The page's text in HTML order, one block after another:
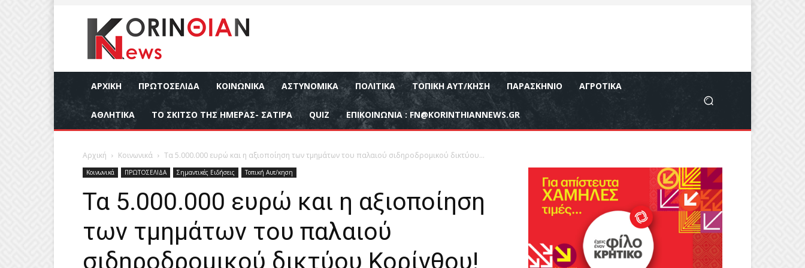
ΑΡΧΙΚΉ ΠΡΩΤΟΣΕΛΙΔΑ ΚΟΙΝΩΝΙΚΆ ΑΣΤΥΝΟΜΙΚΆ ΠΟΛΙΤΙΚΆ ΤΟΠΙΚΉ ΑΥΤ/ΚΗΣΗ ΠΑΡΑΣΚΉΝΙΟ ΑΓΡΟΤΙΚΆ
ΑΘΛΗΤΙΚΆ ΤΟ ΣΚΙΤΣΟ ΤΗΣ ΗΜΕΡΑΣ- ΣΑΤΙΡΑ QUIZ ΕΠΙΚΟΙΝΩΝΊΑ : FN@KORINTHIANNEWS.GR
Αρχική Κοινωνικά Τα 5.000.000 ευρώ και η αξιοποίηση των τμημάτων του παλαιού σιδηροδρομικού δικτύου...
Κοινωνικά ΠΡΩΤΟΣΕΛΙΔΑ Σημαντικές Ειδήσεις Τοπική Αυτ/κηση
Τα 5.000.000 ευρώ και η αξιοποίηση
των τμημάτων του παλαιού
σιδηροδρομικού δικτύου Κορίνθου!